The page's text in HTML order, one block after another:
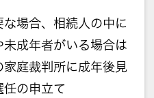
場合、相続人の中に
成年者がいる場合は
庭裁判所に成年後見
任の申立て